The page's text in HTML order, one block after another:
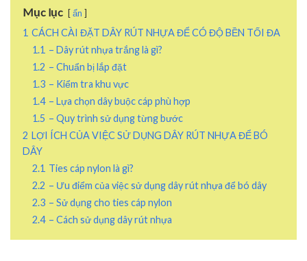
Mục lục ẩn
1 CÁCH CÀI ĐẶT DÂY RÚT NHỰA ĐỂ CÓ ĐỘ BỀN TỐI ĐA
1.1 – Dây rút nhựa trắng là gì?
1.2 – Chuẩn bị lắp đặt
1.3 – Kiểm tra khu vực
1.4 – Lựa chọn dây buộc cáp phù hợp
1.5 – Quy trình sử dụng từng bước
2 LỢI ÍCH CỦA VIỆC SỬ DỤNG DÂY RÚT NHỰA ĐỂ BÓ
DÂY
2.1 Ties cáp nylon là gì?
2.2 – Ưu điểm của việc sử dụng dây rút nhựa để bó dây
2.3 – Sử dụng cho ties cáp nylon
2.4 – Cách sử dụng dây rút nhựa